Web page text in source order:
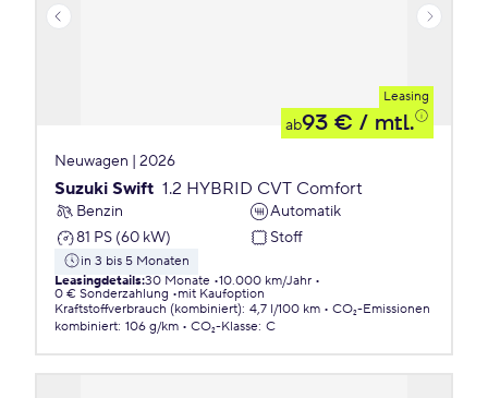
Leasing
ab93 € / mtl.
Neuwagen | 2026
Suzuki Swift 1.2 HYBRID CVT Comfort
Benzin
Automatik
81 PS (60 kW)
Stoff
in 3 bis 5 Monaten
Leasingdetails:30 Monate 10.000 km/Jahr
0 € Sonderzahlung
mit Kaufoption
Kraftstoffverbrauch (kombiniert): 4,7 l/100 km
CO₂-Emissionen
kombiniert: 106 g/km CO₂-Klasse: C